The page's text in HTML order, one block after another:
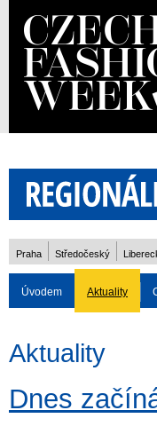
Praha Středočeský
Úvodem Aktuality
Aktuality
Dnes